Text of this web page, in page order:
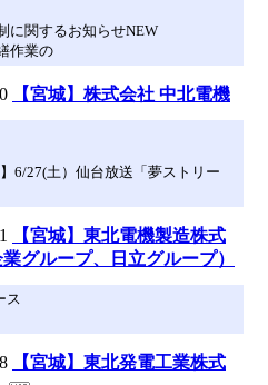
に関するお知らせNEW
作業の
【宮城】株式会社 中北電機
6/27(土）仙台放送「夢ストリー
【宮城】東北電機製造株式
グループ、日立グループ）
ス
【宮城】東北発電工業株式